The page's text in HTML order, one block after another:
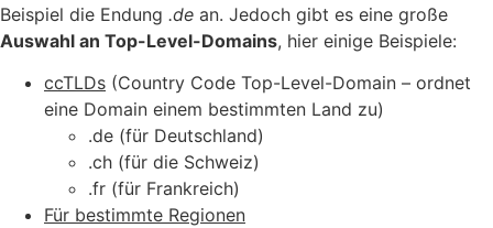
Beispiel die Endung .de an. Jedoch gibt es eine große
Auswahl an Top-Level-Domains, hier einige Beispiele:
ccTLDs (Country Code Top-Level-Domain – ordnet
eine Domain einem bestimmten Land zu)
.de (für Deutschland)
.ch (für die Schweiz)
.fr (für Frankreich)
Für bestimmte Regionen